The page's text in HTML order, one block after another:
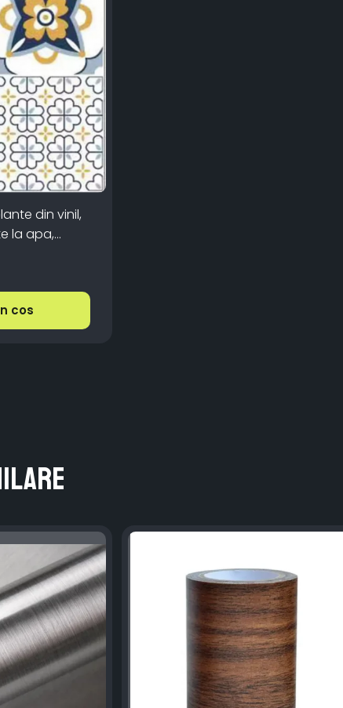
din vinil,
la apa,
cos